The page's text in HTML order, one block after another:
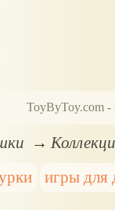
ToyByToy.com -
игры для